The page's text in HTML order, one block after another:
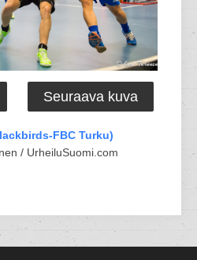
Seuraava kuva
FBC Turku)
/ UrheiluSuomi.com